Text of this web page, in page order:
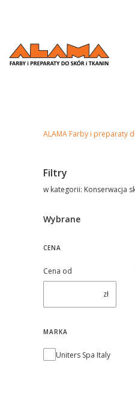
ALAMA Farby i preparaty
Filtry
w kategorii: Konserwacja
Wybrane
CENA
Cena od
zł
MARKA
MarkaUniters Spa Italy